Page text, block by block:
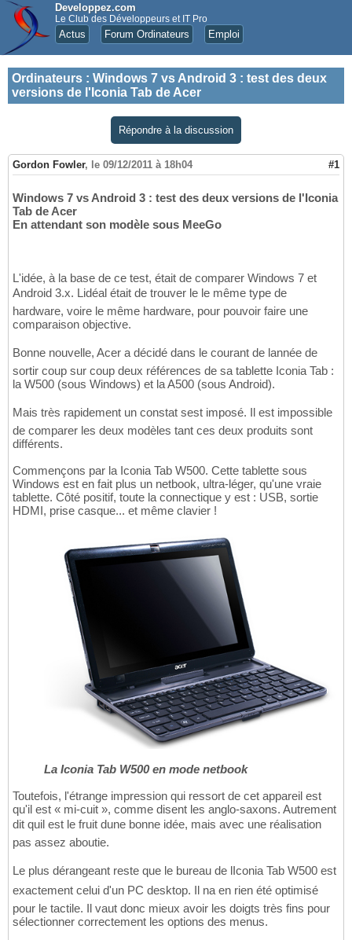
Developpez.com
Le Club des Développeurs et IT Pro
Actus Forum Ordinateurs Emploi
Ordinateurs : Windows 7 vs Android 3 : test des deux
versions de l'Iconia Tab de Acer
Répondre à la discussion
Gordon Fowler, le 09/12/2011 à 18h04 #1
Windows 7 vs Android 3 : test des deux versions de l'Iconia
Tab de Acer
En attendant son modèle sous MeeGo
L'idée, à la base de ce test, était de comparer Windows 7 et
Android 3.x. Lidéal était de trouver le le même type de
hardware, voire le même hardware, pour pouvoir faire une
comparaison objective.
Bonne nouvelle, Acer a décidé dans le courant de lannée de
sortir coup sur coup deux références de sa tablette Iconia Tab :
la W500 (sous Windows) et la A500 (sous Android).
Mais très rapidement un constat sest imposé. Il est impossible
de comparer les deux modèles tant ces deux produits sont
différents.
Commençons par la Iconia Tab W500. Cette tablette sous
Windows est en fait plus un netbook, ultra-léger, qu'une vraie
tablette. Côté positif, toute la connectique y est : USB, sortie
HDMI, prise casque... et même clavier !
La Iconia Tab W500 en mode netbook
Toutefois, l'étrange impression qui ressort de cet appareil est
qu'il est « mi-cuit », comme disent les anglo-saxons. Autrement
dit quil est le fruit dune bonne idée, mais avec une réalisation
pas assez aboutie.
Le plus dérangeant reste que le bureau de lIconia Tab W500 est
exactement celui d'un PC desktop. Il na en rien été optimisé
pour le tactile. Il vaut donc mieux avoir les doigts très fins pour
sélectionner correctement les options des menus.